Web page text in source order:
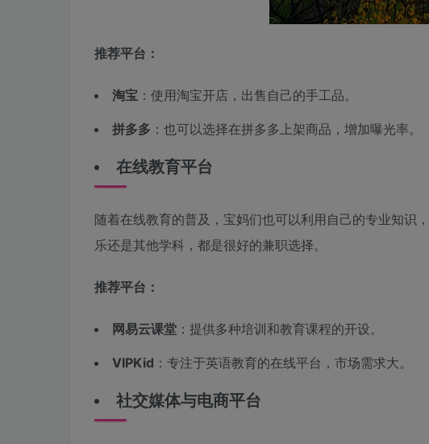
推荐平台：
淘宝 ：使用淘宝开店，出售自己的手工品。
拼多多 ：也可以选择在拼多多上架商品，增加曝光率。
在线教育平台
随着在线教育的普及，宝妈们也可以利用自己的专业知识
乐还是其他学科，都是很好的兼职选择。
推荐平台：
网易云课堂 ：提供多种培训和教育课程的开设。
VIPKid ：专注于英语教育的在线平台，市场需求大。
社交媒体与电商平台